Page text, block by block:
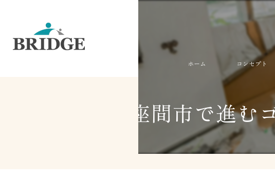
ホーム コンセプト
座間市で進む